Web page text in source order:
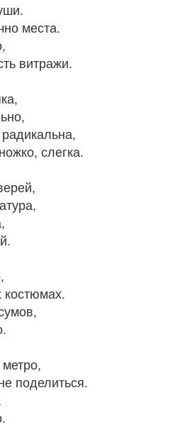
места.
витражи.
слегка.
поделиться.